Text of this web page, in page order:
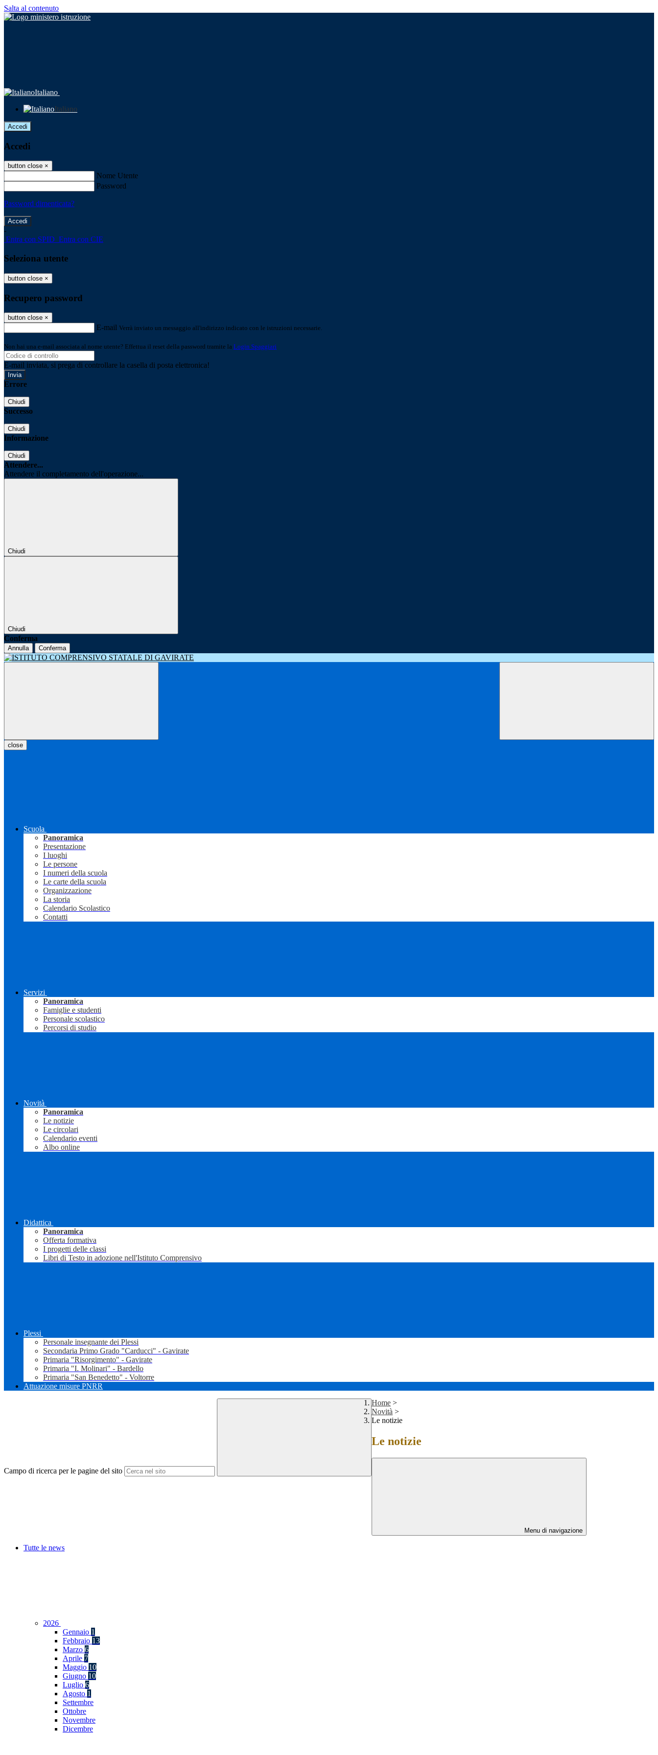
Salta al contenuto
Italiano
Italiano
Accedi
Accedi
button close ×
Nome Utente
Password
Password dimenticata?
-
Entra con SPID Entra con CIE
Seleziona utente
button close ×
Recupero password
button close ×
E-mail Verrà inviato un messaggio all'indirizzo indicato con le istruzioni necessarie.
Non hai una e-mail associata al nome utente? Effettua il reset della password tramite la Login Spaggiari
E-mail inviata, si prega di controllare la casella di posta elettronica!
Errore
Chiudi
Successo
Chiudi
Informazione
Chiudi
Attendere...
Attendere il completamento dell'operazione...
Chiudi
Chiudi
Conferma
Annulla Conferma
close
Scuola
Panoramica
Presentazione
I luoghi
Le persone
I numeri della scuola
Le carte della scuola
Organizzazione
La storia
Calendario Scolastico
Contatti
Servizi
Panoramica
Famiglie e studenti
Personale scolastico
Percorsi di studio
Novità
Panoramica
Le notizie
Le circolari
Calendario eventi
Albo online
Didattica
Panoramica
Offerta formativa
I progetti delle classi
Libri di Testo in adozione nell'Istituto Comprensivo
Plessi
Personale insegnante dei Plessi
Secondaria Primo Grado "Carducci" - Gavirate
Primaria "Risorgimento" - Gavirate
Primaria "I. Molinari" - Bardello
Primaria "San Benedetto" - Voltorre
Attuazione misure PNRR
Campo di ricerca per le pagine del sito
Home >
Novità >
Le notizie
Le notizie
Menu di navigazione
Tutte le news
2026
Gennaio 1
Febbraio 13
Marzo 6
Aprile 7
Maggio 10
Giugno 10
Luglio 6
Agosto 1
Settembre
Ottobre
Novembre
Dicembre